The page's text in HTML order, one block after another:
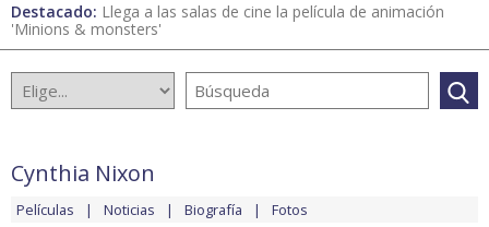
Destacado: Llega a las salas de cine la película de animación
'Minions & monsters'
Cynthia Nixon
Películas Noticias Biografía Fotos